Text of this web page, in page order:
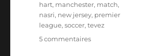
hart, manchester, match,
nasri, new jersey, premier
league,soccer,tevez
5 commentairessur